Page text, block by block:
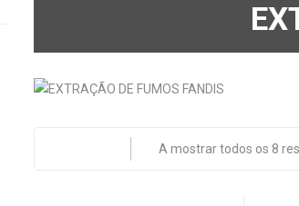
A mostrar todos os 8